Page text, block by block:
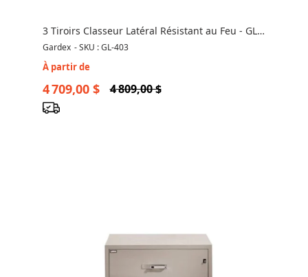
3 Tiroirs Classeur Latéral Résistant au Feu - GL-
403
Gardex -SKU : GL-403
À partir de
4 709,00 $ 4 809,00 $